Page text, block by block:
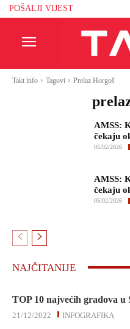
POŠALJI VIJEST
Takt info Tagovi Prelaz Horgoš
AMSS:
čekaju
05/02/2026
AMSS:
čekaju
05/02/2026
NAJČITANIJE
TOP 10 najvećih gradova
INFOGRAFIKA
21/12/2022